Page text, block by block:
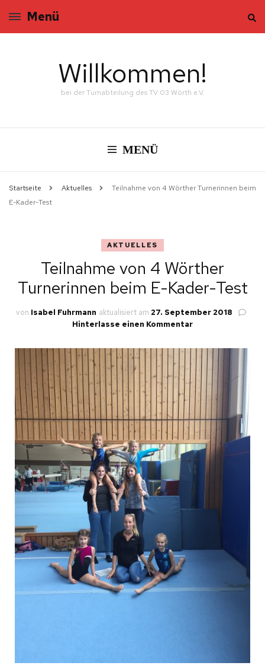
Menü
Willkommen!
bei der Turnabteilung des TV 03 Wörth e.V.
MENÜ
Startseite Aktuelles
Teilnahme von 4 Wörther Turnerinnen beim
E-Kader-Test
AKTUELLES
Teilnahme von 4 Wörther
Turnerinnen beim E-Kader-Test
von Isabel Fuhrmann aktualisiert am 27. September 2018
Hinterlasse einen Kommentarzu
von
4
Wörther
Turnerinnen
beim
E-
Kader-
Test